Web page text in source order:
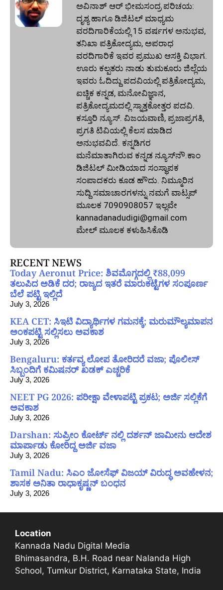
ಅವಿನಾಶ್‌ ಆರ್‌ ಭೀಮಸಂದ್ರ ಪರಿಚಯ:
ದೃಶ್ಯ ಹಾಗೂ ಡಿಜಿಟಲ್ ಮಾಧ್ಯಮ
ವರದಿಗಾರಿಕೆಯಲ್ಲಿ 15 ವರ್ಷಗಳ ಅನುಭವ,
ತನಿಖಾ ಪತ್ರಿಕೋದ್ಯಮ, ಅಪರಾಧ
ವರದಿಗಾರಿಕೆ ಇವರ ಪ್ರಮುಖ ಆಸಕ್ತಿ ವಿಭಾಗ.
ಊರು ಕಲ್ಪತರು ನಾಡು ತುಮಕೂರು ಜಿಲ್ಲೆಯ
ಇವರು ಓದಿದ್ದು ಪದವಿಯಲ್ಲಿ ಪತ್ರಿಕೋದ್ಯಮ,
ಐಚ್ಚಿಕ ಕನ್ನಡ, ಮನೋವಿಜ್ಞಾನ,
ಪತ್ರಿಕೋದ್ಯಮದಲ್ಲಿ ಸ್ನಾತ್ತಕೋತ್ತರ ಪದವಿ.
ಕಸ್ತೂರಿ ನ್ಯೂಸ್‌. ವಿಜಯವಾಣಿ, ಪ್ರಜಾಪ್ರಗತಿ,
ಪ್ರಗತಿ ಟಿವಿಯಲ್ಲಿ ಕೆಲಸ ಮಾಡಿದ
ಅನುಭವವಿದೆ. ಕನ್ನಡಿಗರ
ಮನೆಮಾತಾಗಿರುವ ಕನ್ನಡ ನ್ಯೂಸ್‌ನೌ.ಕಾಂ
ಡಿಜಿಟಲ್‌ ಮೀಡಿಯಾದ ಸಂಸ್ಥಾಪಕ
ಸಂಪಾದಕರು ಕೂಡ ಹೌದು. ನಿಮ್ಮೂರಿನ
ಸುದ್ದಿ ಸಮಾಚಾರಗಳನ್ನು ನಮಗೆ ವಾಟ್ಸಪ್‌
ಮೂಲಕ 7090908057 ಇಲ್ಲವೇ
kannadanadudigi@gmail.com
ಮೇಲ್‌ ಮೂಲಕ ಕಳುಹಿಸಿಕೊಡಿ
RECENT NEWS
Today Aeronut Price: ಶಿವಮೊಗ್ಗದಲ್ಲಿ ₹88,099
ತಲುಪಿದ ಅಡಿಕೆ ದರ; ರಾಜ್ಯದ ಇತರೆ ಮಾರುಕಟ್ಟೆಗಳ ಸಂಪೂರ್ಣ
ಬೆಲೆ ಪಟ್ಟಿ ಇಲ್ಲಿದೆ
July 3, 2026
KEA CET: ಸಿಇಟಿ ವಿದ್ಯಾರ್ಥಿಗಳ ಗಮನಕ್ಕೆ; ಮರುಮೌಲ್ಯಮಾಪನ
ಅಂಕಪಟ್ಟಿ ಸಲ್ಲಿಸಲು ಅವಕಾಶ
July 3, 2026
Bengaluru: ಕರ್ತವ್ಯ ಲೋಪ ತೋರಿದರೆ ವಜಾ; ಪೊಲೀಸ್
ಸಿಬ್ಬಂದಿಗೆ ಕಮಿಷನರ್ ಖಡಕ್ ಎಚ್ಚರಿಕೆ
July 3, 2026
NEET PG 2026: ಪರೀಕ್ಷಾ ವೇಳಾಪಟ್ಟಿ ಪ್ರಕಟ; ಅರ್ಜಿ ಸಲ್ಲಿಕೆಗೆ
ಅವಕಾಶ
July 3, 2026
Darshan: ಸುಪ್ರೀಂ ಕೋರ್ಟ್ ನಲ್ಲಿ ದರ್ಶನ್ ಜಾಮೀನು ಆದೇಶ
ಮಾರ್ಪಾಡು ಕೋರಿದ್ದ ಅರ್ಜಿ ವಜಾ
July 3, 2026
Tamil Nadu: ಸಿಎಂ ಜೋಸೆಫ್ ವಿಜಯ್ ವಿರುದ್ಧ ಅವಹೇಳನ;
ಶಾಸಕ ಅನಿತಾ ರಾಧಾಕೃಷ್ಣನ್ ಬಂಧನ
July 3, 2026
Location
Kannada Nadu Digital Media
Bhimasandra, B.H. Road near Nalanda High
School, Tumkur District, Karnataka State, India